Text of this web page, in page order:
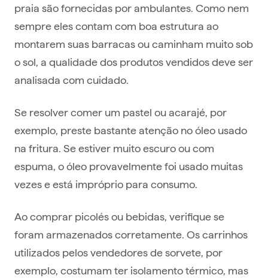
praia são fornecidas por ambulantes. Como nem
sempre eles contam com boa estrutura ao
montarem suas barracas ou caminham muito sob
o sol, a qualidade dos produtos vendidos deve ser
analisada com cuidado.
Se resolver comer um pastel ou acarajé, por
exemplo, preste bastante atenção no óleo usado
na fritura. Se estiver muito escuro ou com
espuma, o óleo provavelmente foi usado muitas
vezes e está impróprio para consumo.
Ao comprar picolés ou bebidas, verifique se
foram armazenados corretamente. Os carrinhos
utilizados pelos vendedores de sorvete, por
exemplo, costumam ter isolamento térmico, mas